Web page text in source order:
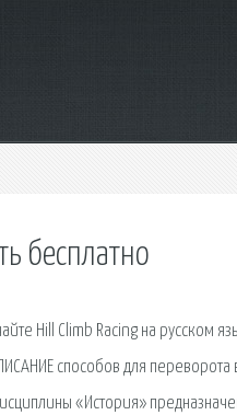
бесплатно
Hill Climb Racing на русском
способов для
«История»